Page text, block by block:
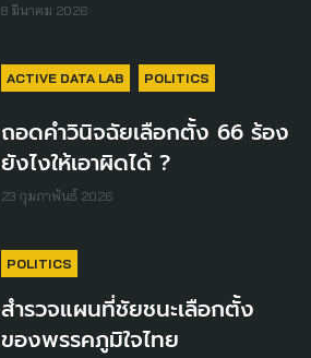
8 มีนาคม 2026
ACTIVE DATA LAB POLITICS
ถอดคำวินิจฉัยเลือกตั้ง 66 ร้อง
ยังไงให้เอาผิดได้ ?
23 กุมภาพันธ์ 2026
POLITICS
สำรวจแผนที่ชัยชนะเลือกตั้ง
ของพรรคภูมิใจไทย